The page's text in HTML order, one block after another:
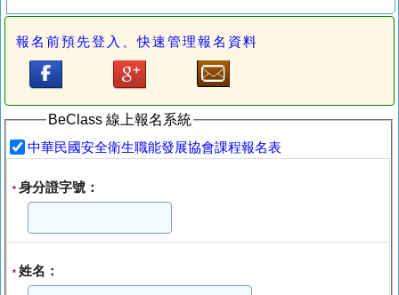
報名前預先登入、快速管理報名資料
BeClass 線上報名系統
中華民國安全衛生職能發展協會課程報名表
* 身分證字號：
* 姓名：